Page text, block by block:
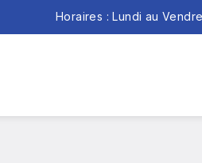
Horaires : Lundi au